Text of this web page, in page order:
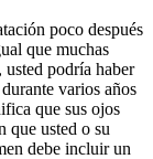
poco después
que muchas
usted podría haber
varios años
que sus ojos
que usted o su
debe incluir un